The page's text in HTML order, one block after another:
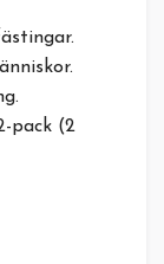
pack (2